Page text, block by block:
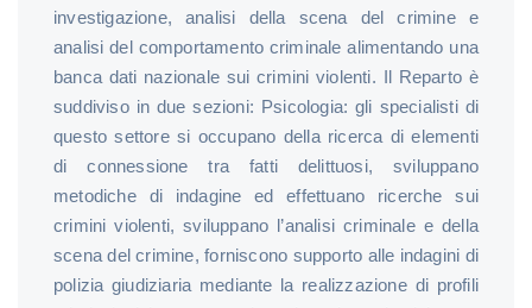
investigazione, analisi della scena del crimine e
analisi del comportamento criminale alimentando una
banca dati nazionale sui crimini violenti. Il Reparto è
suddiviso in due sezioni: Psicologia: gli specialisti di
questo settore si occupano della ricerca di elementi
di connessione tra fatti delittuosi, sviluppano
metodiche di indagine ed effettuano ricerche sui
crimini violenti, sviluppano l’analisi criminale e della
scena del crimine, forniscono supporto alle indagini di
polizia giudiziaria mediante la realizzazione di profili